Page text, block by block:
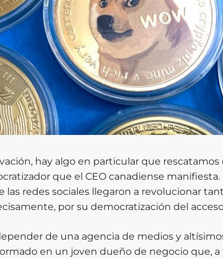
hay algo en particular que rescatamos
que el CEO canadiense manifiesta.
las redes sociales llegaron a revolucionar
por su democratización del
de una agencia de medios y
en un joven dueño de negocio que,